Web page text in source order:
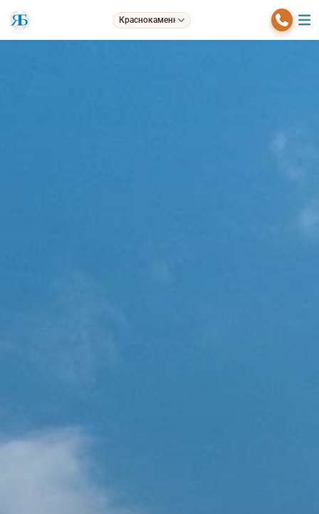
Краснокаменка